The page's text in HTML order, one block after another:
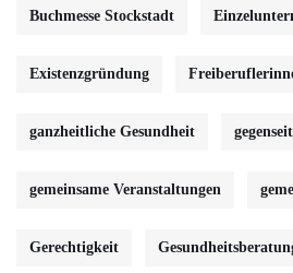
Buchmesse Stockstadt
Existenzgründung
ganzheitliche Gesundheit
gemeinsame Veranstaltungen
Gerechtigkeit